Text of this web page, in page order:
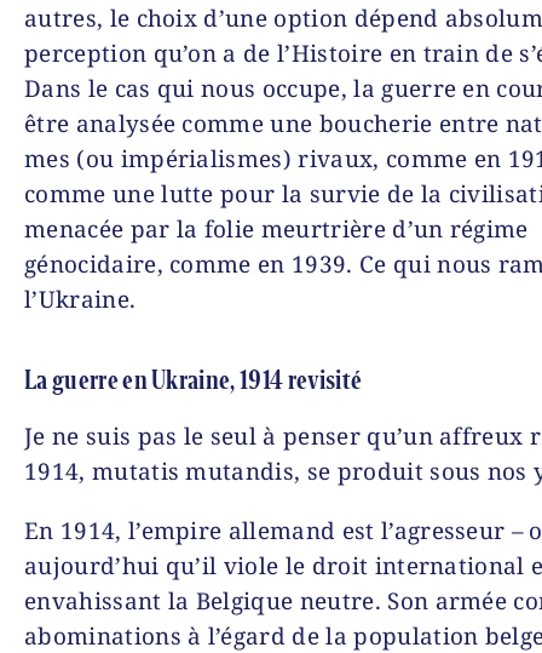
autres, le choix d’une option dépend
perception qu’on a de l’Histoire en train de
Dans le cas qui nous occupe, la guerre en
être analysée comme une boucherie entre
mes (ou impérialismes) rivaux, comme en
comme une lutte pour la survie de la
menacée par la folie meurtrière d’un régime
génocidaire, comme en 1939. Ce qui nous
l’Ukraine.
La guerre en Ukraine, 1914 revisité
Je ne suis pas le seul à penser qu’un affreux
1914, mutatis mutandis, se produit sous nos
En 1914, l’empire allemand est l’agresseur –
aujourd’hui qu’il viole le droit international
envahissant la Belgique neutre. Son armée
abominations à l’égard de la population